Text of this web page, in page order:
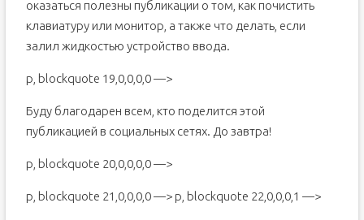
оказаться полезны публикации о том, как почистить
клавиатуру или монитор, а также что делать, если
залил жидкостью устройство ввода.
p, blockquote 19,0,0,0,0 —>
Буду благодарен всем, кто поделится этой
публикацией в социальных сетях. До завтра!
p, blockquote 20,0,0,0,0 —>
p, blockquote 21,0,0,0,0 —> p, blockquote 22,0,0,0,1 —>